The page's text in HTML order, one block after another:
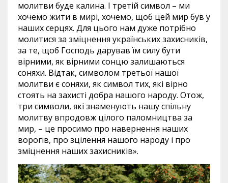
молитви буде калина. І третій символ – ми
хочемо жити в мирі, хочемо, щоб цей мир був у
наших серцях. Для цього нам дуже потрібно
молитися за зміцнення українських захисників,
за те, щоб Господь дарував їм силу бути
вірними, як вірними сонцю залишаються
соняхи. Відтак, символом третьої нашої
молитви є соняхи, як символ тих, які вірно
стоять на захисті добра нашого народу. Отож,
три символи, які знаменують нашу спільну
молитву впродовж цілого паломництва за
мир, – це просимо про навернення наших
ворогів, про зцілення нашого народу і про
зміцнення наших захисників».